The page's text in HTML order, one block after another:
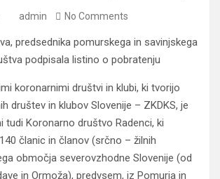
admin No Comments
predsednika pomurskega in savinjskega
podpisala listino o pobratenju
koronarnimi društvi in klubi, ki tvorijo
društev in klubov Slovenije – ZKDKS, je
tudi Koronarno društvo Radenci, ki
članic in članov (srčno – žilnih
območja severovzhodne Slovenije (od
in Ormoža), predvsem, iz Pomurja in